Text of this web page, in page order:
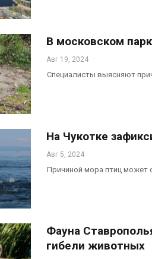
В московском
Авг 19, 2024
Специалисты выясняют
На Чукотке
Авг 5, 2024
Причиной мора птиц может
Фауна
гибели животных
Авг 5, 2026